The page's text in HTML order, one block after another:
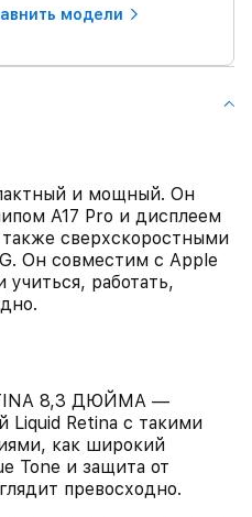
модели
и мощный. Он
A17 Pro и дисплеем
сверхскоростными
Он совместим с Apple
работать,
8,3 ДЮЙМА —
Liquid Retina с такими
как широкий
Tone и защита от
превосходно.